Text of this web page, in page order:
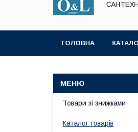
ГОЛОВНА
Товари зі знижками
Каталог товарів